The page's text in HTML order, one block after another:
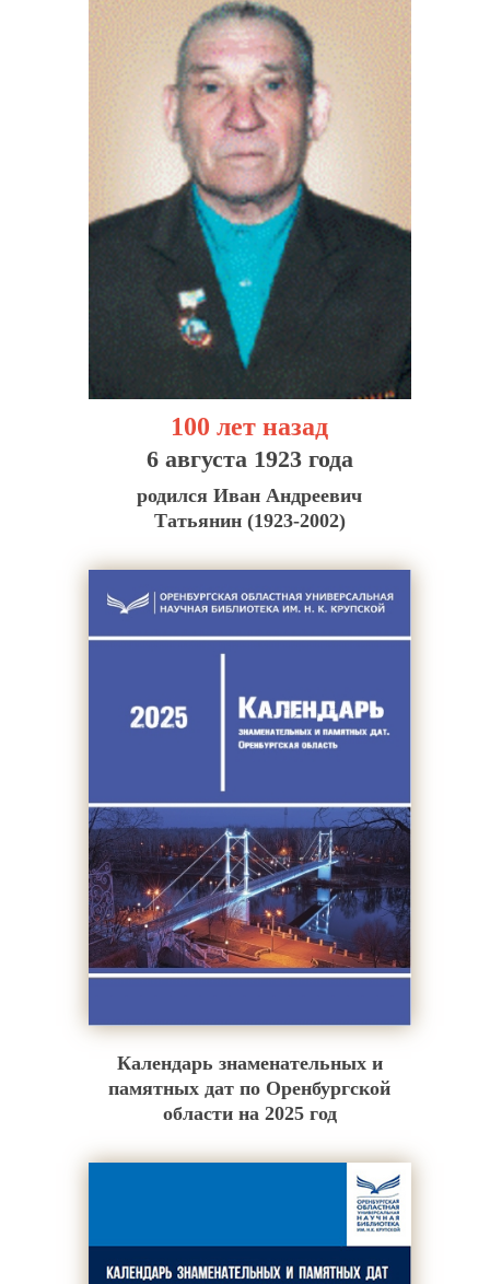
100 лет назад
6 августа 1923 года
родился Иван Андреевич
Татьянин (1923-2002)
Календарь знаменательных и
памятных дат по Оренбургской
области на 2025 год